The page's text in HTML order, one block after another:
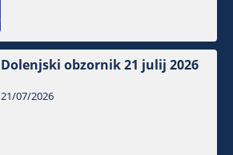
Dolenjski obzornik 21 julij 2026
21/07/2026